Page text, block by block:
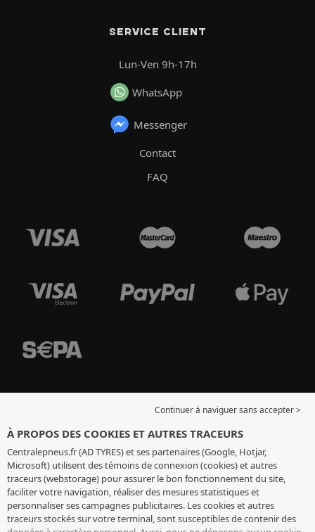
SERVICE CLIENT
Lun-Ven 9h-17h
WhatsApp
Messenger
Contact
FAQ
Continuer à naviguer sans accepter >
À PROPOS DES COOKIES ET AUTRES TRACEURS
Centralepneus.fr (AD TYRES) et ses partenaires (Google, Hotjar,
Microsoft) utilisent des témoins de connexion (cookies) et autres
traceurs (webstorage) pour assurer le bon fonctionnement du site,
faciliter votre navigation, réaliser des mesures statistiques et
personnaliser ses campagnes publicitaires. Les cookies et autres
traceurs stockés sur votre terminal, sont susceptibles de contenir des